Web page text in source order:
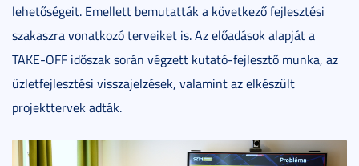
lehetőségeit. Emellett bemutatták a következő fejlesztési
szakaszra vonatkozó terveiket is. Az előadások alapját a
TAKE-OFF időszak során végzett kutató-fejlesztő munka, az
üzletfejlesztési visszajelzések, valamint az elkészült
projekttervek adták.